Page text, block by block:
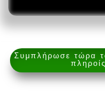
Συμπλήρωσε τώρα